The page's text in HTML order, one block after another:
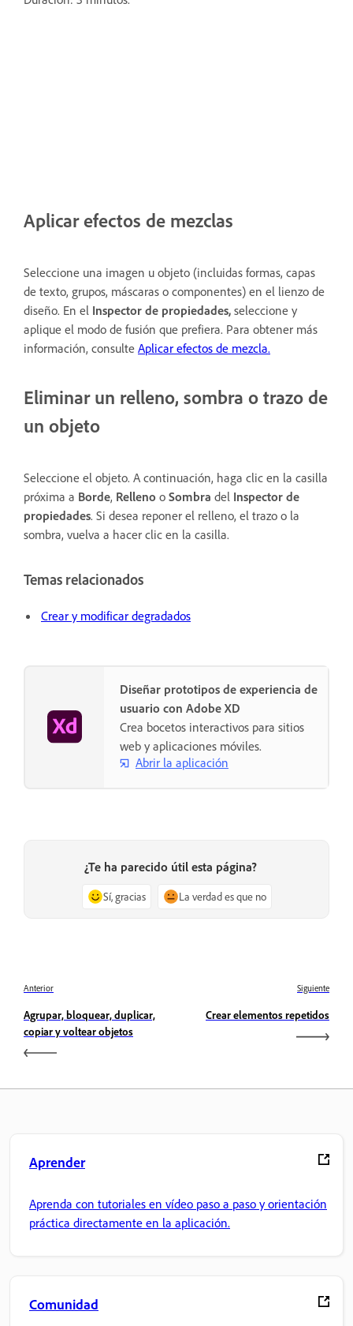
Aplicar efectos de mezclas
Seleccione una imagen u objeto (incluidas formas, capas
de texto, grupos, máscaras o componentes) en el lienzo de
diseño. En el Inspector de propiedades, seleccione y
aplique el modo de fusión que prefiera. Para obtener más
información, consulte Aplicar efectos de mezcla.
Eliminar un relleno, sombra o trazo de
un objeto
Seleccione el objeto. A continuación, haga clic en la casilla
próxima a Borde, Relleno o Sombra del Inspector de
propiedades. Si desea reponer el relleno, el trazo o la
sombra, vuelva a hacer clic en la casilla.
Temas relacionados
Crear y modificar degradados
Diseñar prototipos de experiencia de
usuario con Adobe XD
Crea bocetos interactivos para sitios
web y aplicaciones móviles.
Abrir la aplicación
¿Te ha parecido útil esta página?
Sí, gracias La verdad es que no
Anterior
Agrupar, bloquear, duplicar,
copiar y voltear objetos
Siguiente
Crear elementos repetidos
Aprender
Aprenda con tutoriales en vídeo paso a paso y orientación
práctica directamente en la aplicación.
Comunidad